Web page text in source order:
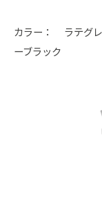
カラー： ラテグ
ーブラック